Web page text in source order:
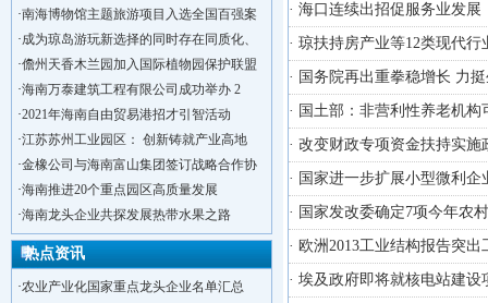
·南海博物馆主题旅游项目入选全国百强案
·成为琼岛游玩新选择的同时存在同质化、
·儋州天香木兰园加入国际植物园保护联盟
·海南万泰建筑工程有限公司成功举办 2
·2021年海南自由贸易港招才引智活动
·江苏苏州工业园区： 创新铸就产业高地
·金橡公司与海南富山集团签订战略合作协
·海南推进20个重点园区高质量发展
·海南龙头企业共探发展热带水果之路
热点资讯
·农业产业化国家重点龙头企业名单汇总
· 海口连续出招促服务业发展
· 琼扶持房产业等12类现代行
· 国务院再出重拳稳增长 力
· 国土部：非营利性养老机
· 改变财政专项资金扶持实
· 国家进一步扩展小型微利
· 国家发改委确定7项今年农
· 欧洲2013工业结构报告突
· 埃及政府即将就核电站建